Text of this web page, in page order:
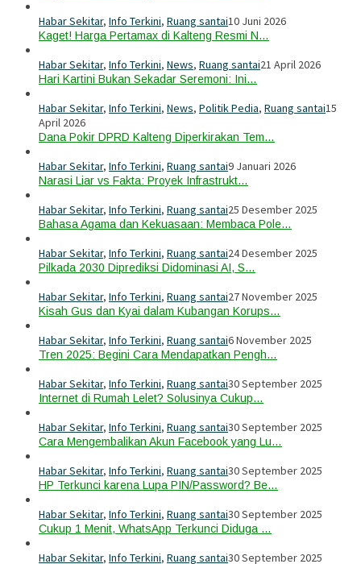
Habar Sekitar, Info Terkini, Ruang santai10 Juni 2026
Kaget! Harga Pertamax di Kalteng Resmi N…
Habar Sekitar, Info Terkini, News, Ruang santai21 April 2026
Hari Kartini Bukan Sekadar Seremoni: Ini…
Habar Sekitar, Info Terkini, News, Politik Pedia, Ruang santai15
April 2026
Dana Pokir DPRD Kalteng Diperkirakan Tem…
Habar Sekitar, Info Terkini, Ruang santai9 Januari 2026
Narasi Liar vs Fakta: Proyek Infrastrukt…
Habar Sekitar, Info Terkini, Ruang santai25 Desember 2025
Bahasa Agama dan Kekuasaan: Membaca Pole…
Habar Sekitar, Info Terkini, Ruang santai24 Desember 2025
Pilkada 2030 Diprediksi Didominasi AI, S…
Habar Sekitar, Info Terkini, Ruang santai27 November 2025
Kisah Gus dan Kyai dalam Kubangan Korups…
Habar Sekitar, Info Terkini, Ruang santai6 November 2025
Tren 2025: Begini Cara Mendapatkan Pengh…
Habar Sekitar, Info Terkini, Ruang santai30 September 2025
Internet di Rumah Lelet? Solusinya Cukup…
Habar Sekitar, Info Terkini, Ruang santai30 September 2025
Cara Mengembalikan Akun Facebook yang Lu…
Habar Sekitar, Info Terkini, Ruang santai30 September 2025
HP Terkunci karena Lupa PIN/Password? Be…
Habar Sekitar, Info Terkini, Ruang santai30 September 2025
Cukup 1 Menit, WhatsApp Terkunci Diduga …
Habar Sekitar, Info Terkini, Ruang santai30 September 2025